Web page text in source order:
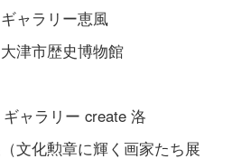
ャラリー恵風
津市歴史博物館
リー create 洛
文化勲章に輝く画家たち展